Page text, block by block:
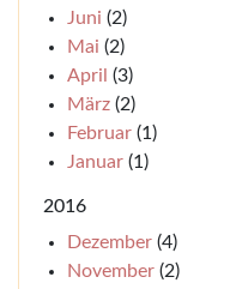
Juni (2)
Mai (2)
April (3)
März (2)
Februar (1)
Januar (1)
2016
Dezember (4)
November (2)